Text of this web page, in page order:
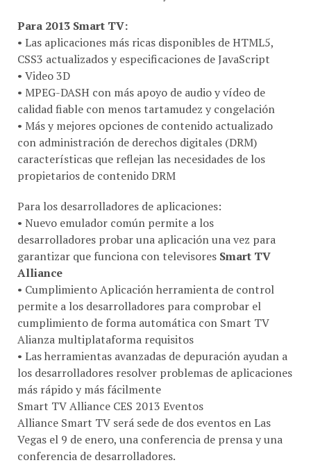
Para 2013 Smart TV:
• Las aplicaciones más ricas disponibles de HTML5,
CSS3 actualizados y especificaciones de JavaScript
• Video 3D
• MPEG-DASH con más apoyo de audio y vídeo de
calidad fiable con menos tartamudez y congelación
• Más y mejores opciones de contenido actualizado
con administración de derechos digitales (DRM)
características que reflejan las necesidades de los
propietarios de contenido DRM
Para los desarrolladores de aplicaciones:
• Nuevo emulador común permite a los
desarrolladores probar una aplicación una vez para
garantizar que funciona con televisores Smart TV
Alliance
• Cumplimiento Aplicación herramienta de control
permite a los desarrolladores para comprobar el
cumplimiento de forma automática con Smart TV
Alianza multiplataforma requisitos
• Las herramientas avanzadas de depuración ayudan a
los desarrolladores resolver problemas de aplicaciones
más rápido y más fácilmente
Smart TV Alliance CES 2013 Eventos
Alliance Smart TV será sede de dos eventos en Las
Vegas el 9 de enero, una conferencia de prensa y una
conferencia de desarrolladores.